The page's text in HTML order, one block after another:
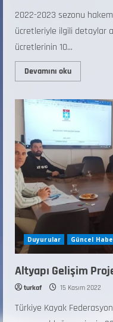
2022-2023 sezonu
ücretleriyle ilgili detaylar
ücretlerinin 10...
Devamını oku
Duyurular Güncel
Altyapı Gelişim
turkaf 15 Kasım 2022
Türkiye Kayak